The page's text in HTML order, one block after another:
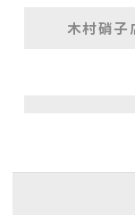
木村硝子